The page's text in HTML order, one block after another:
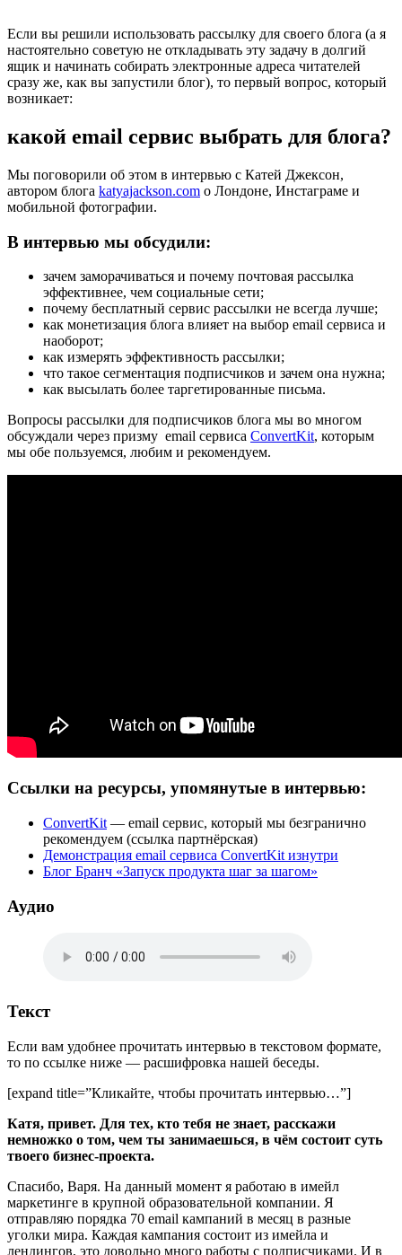
Если вы решили использовать рассылку для своего блога (а я
настоятельно советую не откладывать эту задачу в долгий
ящик и начинать собирать электронные адреса читателей
сразу же, как вы запустили блог), то первый вопрос, который
возникает:
какой email сервис выбрать для блога?
Мы поговорили об этом в интервью с Катей Джексон,
автором блога katyajackson.com о Лондоне, Инстаграме и
мобильной фотографии.
В интервью мы обсудили:
зачем заморачиваться и почему почтовая рассылка
эффективнее, чем социальные сети;
почему бесплатный сервис рассылки не всегда лучше;
как монетизация блога влияет на выбор email сервиса и
наоборот;
как измерять эффективность рассылки;
что такое сегментация подписчиков и зачем она нужна;
как высылать более таргетированные письма.
Вопросы рассылки для подписчиков блога мы во многом
обсуждали через призму email сервиса ConvertKit, которым
мы обе пользуемся, любим и рекомендуем.
Ссылки на ресурсы, упомянутые в интервью:
ConvertKit — email сервис, который мы безгранично
рекомендуем (ссылка партнёрская)
Демонстрация email сервиса ConvertKit изнутри
Блог Бранч «Запуск продукта шаг за шагом»
Аудио
Текст
Если вам удобнее прочитать интервью в текстовом формате,
то по ссылке ниже — расшифровка нашей беседы.
[expand title=”Кликайте, чтобы прочитать интервью…”]
Катя, привет. Для тех, кто тебя не знает, расскажи
немножко о том, чем ты занимаешься, в чём состоит суть
твоего бизнес-проекта.
Спасибо, Варя. На данный момент я работаю в имейл
маркетинге в крупной образовательной компании. Я
отправляю порядка 70 email кампаний в месяц в разные
уголки мира. Каждая кампания состоит из имейла и
лендингов, это довольно много работы с подписчиками. И в